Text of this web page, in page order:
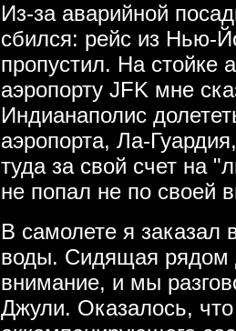
Из-за аварийной
сбился: рейс из Нью-
пропустил. На стойке
аэропорту JFK мне
Индианаполис
аэропорта, Ла-
туда за свой счет на
не попал не по своей
В самолете я заказал
воды. Сидящая рядом
внимание, и мы
Джули. Оказалось,